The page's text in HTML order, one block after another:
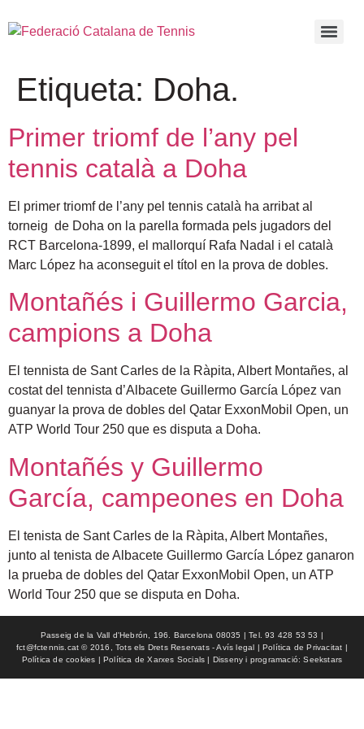
Etiqueta: Doha.
Primer triomf de l’any pel
tennis català a Doha
El primer triomf de l’any pel tennis català ha arribat al
torneig de Doha on la parella formada pels jugadors del
RCT Barcelona-1899, el mallorquí Rafa Nadal i el català
Marc López ha aconseguit el títol en la prova de dobles.
Montañés i Guillermo Garcia,
campions a Doha
El tennista de Sant Carles de la Ràpita, Albert Montañes, al
costat del tennista d’Albacete Guillermo García López van
guanyar la prova de dobles del Qatar ExxonMobil Open, un
ATP World Tour 250 que es disputa a Doha.
Montañés y Guillermo
García, campeones en Doha
El tenista de Sant Carles de la Ràpita, Albert Montañes,
junto al tenista de Albacete Guillermo García López ganaron
la prueba de dobles del Qatar ExxonMobil Open, un ATP
World Tour 250 que se disputa en Doha.
Passeig de la Vall d'Hebrón, 196. Barcelona 08035 | Tel. 93 428 53 53 |
fct@fctennis.cat © 2016, Tots els Drets Reservats - Avís legal | Política de Privacitat |
Política de cookies | Política de Xarxes Socials | Disseny i programació: Seekstars